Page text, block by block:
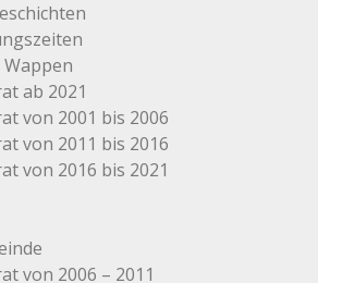
ab 2021
von 2001 bis 2006
von 2011 bis 2016
von 2016 bis 2021
von 2006 – 2011